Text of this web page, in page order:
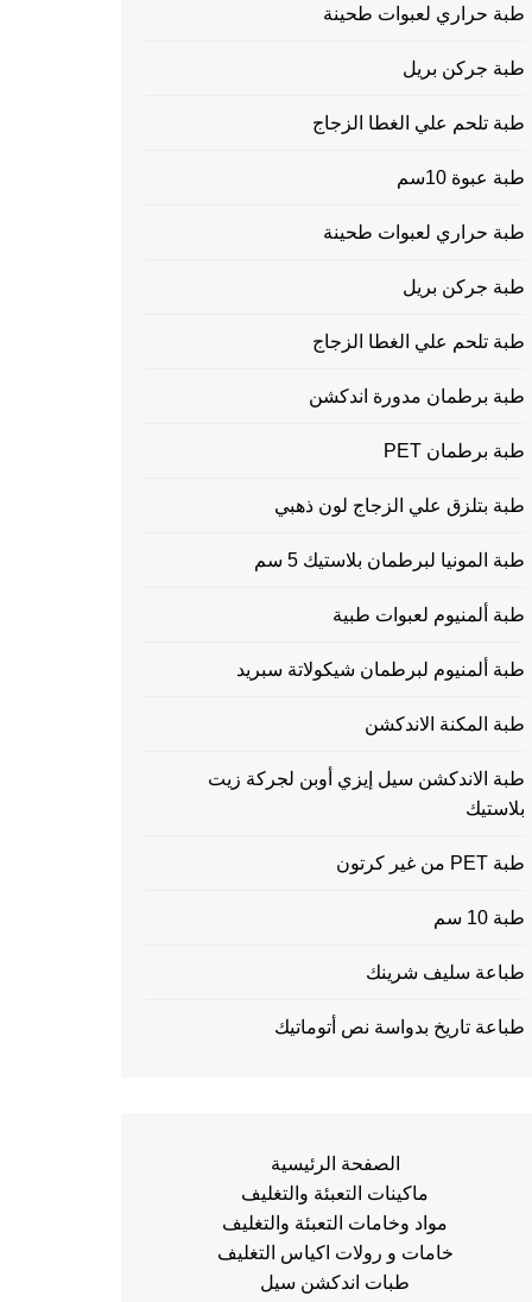
طبة حراري لعبوات طحينة
طبة جركن بريل
طبة تلحم علي الغطا الزجاج
طبة عبوة 10سم
طبة حراري لعبوات طحينة
طبة جركن بريل
طبة تلحم علي الغطا الزجاج
طبة برطمان مدورة اندكشن
طبة برطمان PET
طبة بتلزق علي الزجاج لون ذهبي
طبة المونيا لبرطمان بلاستيك 5 سم
طبة ألمنيوم لعبوات طبية
طبة ألمنيوم لبرطمان شيكولاتة سبريد
طبة المكنة الاندكشن
طبة الاندكشن سيل إيزي أوبن لجركة زيت
بلاستيك
طبة PET من غير كرتون
طبة 10 سم
طباعة سليف شرينك
طباعة تاريخ بدواسة نص أتوماتيك
الصفحة الرئيسية
ماكينات التعبئة والتغليف
مواد وخامات التعبئة والتغليف
خامات و رولات اكياس التغليف
طبات اندكشن سيل